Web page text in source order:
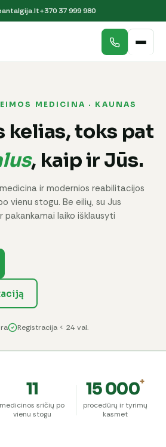
+370 37 999 980
MEDICINA · KAUNAS
kelias, toks pat
, kaip ir Jūs.
ir modernios reabilitacijos
vienu stogu. Be eilių, su Jus
laiko išklausyti
Registracija < 24 val.
11
medicinos sričių po
vienu stogu
15 000+
procedūrų ir tyrimų
kasmet